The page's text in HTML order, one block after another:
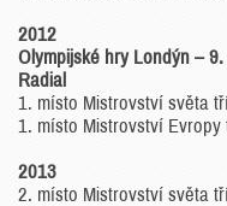
2012
Olympijské hry Londýn –
Radial
1. místo Mistrovství světa
1. místo Mistrovství
2013
2. místo Mistrovství světa